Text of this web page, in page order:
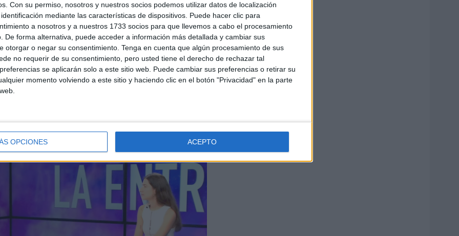
Con su permiso, nosotros y nuestros socios podemos utilizar datos de localización
mediante las características de dispositivos. Puede hacer clic para
a nosotros y a nuestros 1733 socios para que llevemos a cabo el procesamiento
De forma alternativa, puede acceder a información más detallada y cambiar sus
otorgar o negar su consentimiento. Tenga en cuenta que algún procesamiento de sus
no requerir de su consentimiento, pero usted tiene el derecho de rechazar tal
se aplicarán solo a este sitio web. Puede cambiar sus preferencias o retirar su
momento volviendo a este sitio y haciendo clic en el botón "Privacidad" en la parte
OPCIONES ACEPTO
grado. Sois como un poco un
los profesores?
carrera. La parte de matemáticas es muy difícil
igual. Les gusta mucho a los profesores la idea y
por estar en esa carrera.